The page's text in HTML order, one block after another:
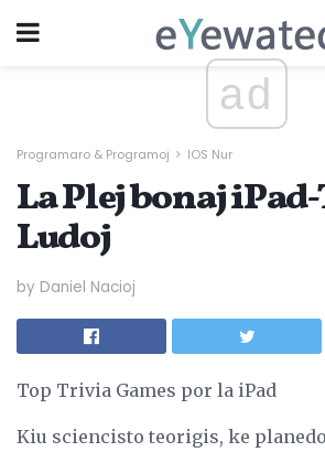
ad
Programaro & Programoj IOS Nur
La Plej bonaj
Ludoj
by Daniel Nacioj
Top Trivia Games por la iPad
Kiu sciencisto teorigis, ke